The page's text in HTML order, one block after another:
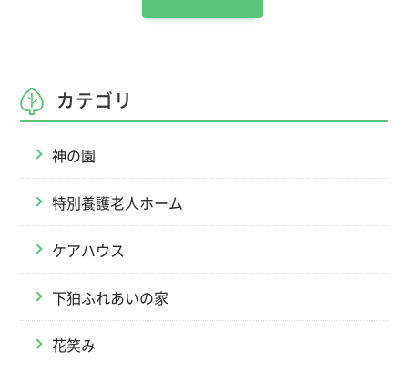
カテゴリ
神の園
特別養護老人ホーム
ケアハウス
下狛ふれあいの家
花笑み